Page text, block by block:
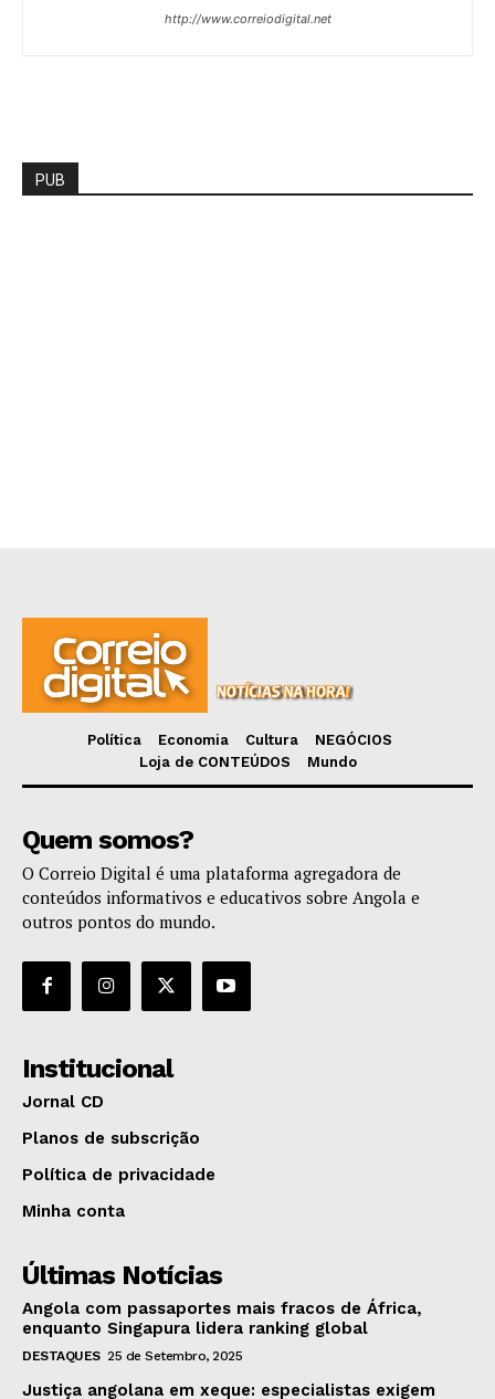
http://www.correiodigital.net
PUB
Política Economia Cultura
NEGÓCIOS
Loja de CONTEÚDOS
Mundo
Quem somos?
O Correio Digital é uma plataforma agregadora de
conteúdos informativos e educativos sobre Angola e
outros pontos do mundo.
Institucional
Jornal CD
Planos de subscrição
Política de privacidade
Minha conta
Últimas Notícias
Angola com passaportes mais fracos de África,
enquanto Singapura lidera ranking global
DESTAQUES 25 de Setembro, 2025
Justiça angolana em xeque: especialistas exigem